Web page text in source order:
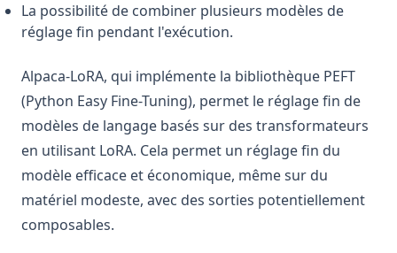
La possibilité de combiner plusieurs modèles de
réglage fin pendant l'exécution.
Alpaca-LoRA, qui implémente la bibliothèque PEFT
(Python Easy Fine-Tuning), permet le réglage fin de
modèles de langage basés sur des transformateurs
en utilisant LoRA. Cela permet un réglage fin du
modèle efficace et économique, même sur du
matériel modeste, avec des sorties potentiellement
composables.